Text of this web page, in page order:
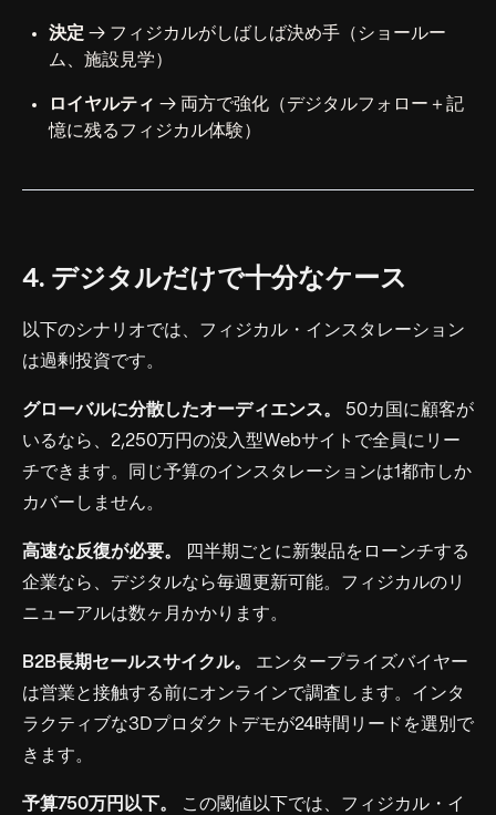
決定 → フィジカルがしばしば決め手（ショールー
ム、施設見学）
ロイヤルティ → 両方で強化（デジタルフォロー＋記
憶に残るフィジカル体験）
4. デジタルだけで十分なケース
以下のシナリオでは、フィジカル・インスタレーション
は過剰投資です。
グローバルに分散したオーディエンス。
50カ国に顧客が
いるなら、2,250万円の没入型Webサイトで全員にリー
チできます。同じ予算のインスタレーションは1都市しか
カバーしません。
高速な反復が必要。
四半期ごとに新製品をローンチする
企業なら、デジタルなら毎週更新可能。フィジカルのリ
ニューアルは数ヶ月かかります。
B2B長期セールスサイクル。
エンタープライズバイヤー
は営業と接触する前にオンラインで調査します。インタ
ラクティブな3Dプロダクトデモが24時間リードを選別で
きます。
予算750万円以下。
この閾値以下では、フィジカル・イ